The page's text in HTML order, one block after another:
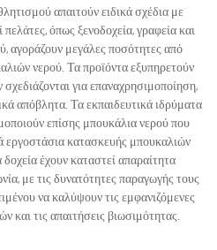
απαιτούν ειδικά σχέδια με
όπως ξενοδοχεία, γραφεία και
αγοράζουν μεγάλες ποσότητες από
νερού. Τα προϊόντα εξυπηρετούν
για επαναχρησιμοποίηση,
απόβλητα. Τα εκπαιδευτικά ιδρύματα
επίσης μπουκάλια νερού που
εργοστάσια κατασκευής μπουκαλιών
έχουν καταστεί απαραίτητα
με τις δυνατότητες παραγωγής τους
να καλύψουν τις εμφανιζόμενες
και τις απαιτήσεις βιωσιμότητας.